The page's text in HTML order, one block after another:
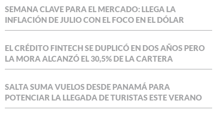
SEMANA CLAVE PARA EL MERCADO: LLEGA LA
INFLACIÓN DE JULIO CON EL FOCO EN EL DÓLAR
EL CRÉDITO FINTECH SE DUPLICÓ EN DOS AÑOS PERO
LA MORA ALCANZÓ EL 30,5% DE LA CARTERA
SALTA SUMA VUELOS DESDE PANAMÁ PARA
POTENCIAR LA LLEGADA DE TURISTAS ESTE VERANO